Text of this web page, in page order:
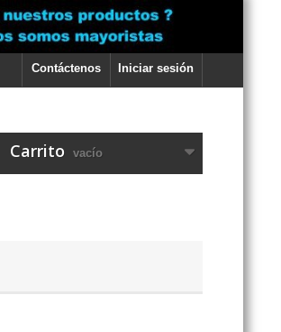
Iniciar sesión
Contáctenos
Carrito vacío